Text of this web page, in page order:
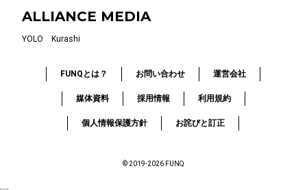
ALLIANCE MEDIA
YOLO Kurashi
FUNQとは？ お問い合わせ 運営会社
媒体資料 採用情報 利用規約
個人情報保護方針 お詫びと訂正
© 2019-2026 FUNQ